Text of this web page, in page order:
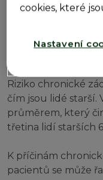
Jak
zácpa?
Riziko chronické
čím jsou lidé starší.
průměrem, který
třetina lidí starších
K příčinám
pacientů se může
cookies, které
Nastavení